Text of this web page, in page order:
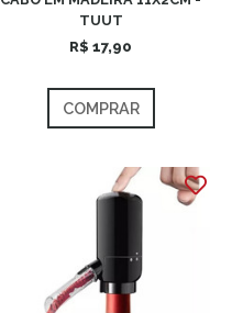
TUUT
R$ 17,90
COMPRAR